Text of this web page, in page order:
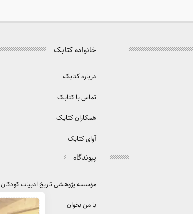
خانواده کتابک
درباره کتابک
تماس با کتابک
همکاران کتابک
آوای کتابک
پیوندگاه
مؤسسه پژوهشی تاریخ ادبیات کودکان
با من بخوان